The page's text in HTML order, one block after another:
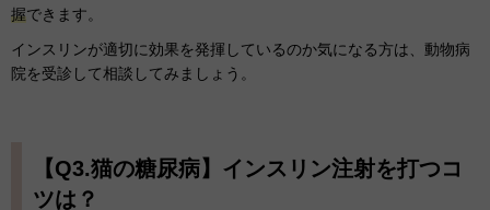
握できます。
インスリンが適切に効果を発揮しているのか気になる方は、動物病
院を受診して相談してみましょう。
【Q3.猫の糖尿病】インスリン注射を打つコ
ツは？